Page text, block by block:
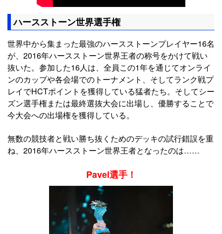
ハースストーン世界選手権
世界中から集まった最強のハースストーンプレイヤー16名
が、2016年ハースストーン世界王者の称号をかけて戦い
抜いた。参加した16人は、全員この1年を通じてオンライ
ンのカップや各会場でのトーナメント、そしてランク戦プ
レイでHCTポイントを獲得している猛者たち。そしてシー
ズン選手権または最終選抜大会に出場し、優勝することで
今大会への出場権を獲得している。
無数の競技者と戦い勝ち抜くためのデッキの試行錯誤を重
ね、2016年ハースストーン世界王者となったのは……
Pavel選手！